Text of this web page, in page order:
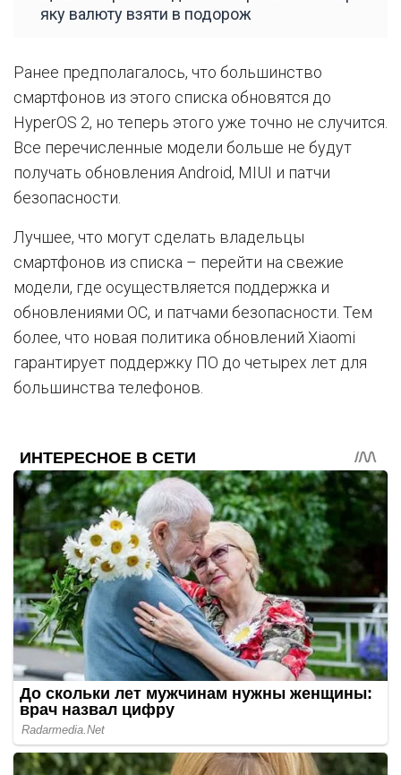
яку валюту взяти в подорож
Ранее предполагалось, что большинство
смартфонов из этого списка обновятся до
HyperOS 2, но теперь этого уже точно не случится.
Все перечисленные модели больше не будут
получать обновления Android, MIUI и патчи
безопасности.
Лучшее, что могут сделать владельцы
смартфонов из списка – перейти на свежие
модели, где осуществляется поддержка и
обновлениями ОС, и патчами безопасности. Тем
более, что новая политика обновлений Xiaomi
гарантирует поддержку ПО до четырех лет для
большинства телефонов.